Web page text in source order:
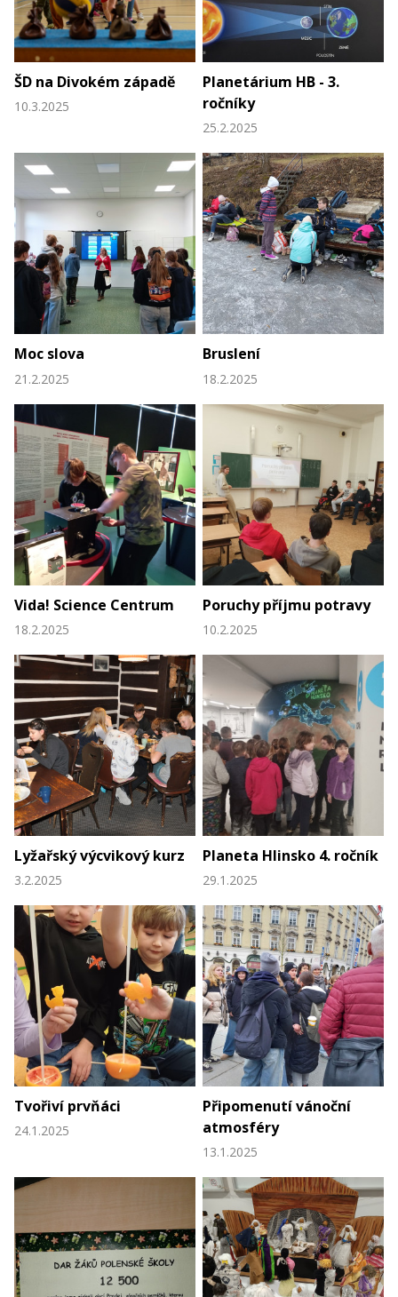
ŠD na Divokém západě
10.3.2025
Planetárium HB - 3.
ročníky
25.2.2025
Moc slova
21.2.2025
Bruslení
18.2.2025
Vida! Science Centrum
18.2.2025
Poruchy příjmu potravy
10.2.2025
Lyžařský výcvikový kurz
3.2.2025
Planeta Hlinsko 4. ročník
29.1.2025
Tvořiví prvňáci
24.1.2025
Připomenutí vánoční
atmosféry
13.1.2025